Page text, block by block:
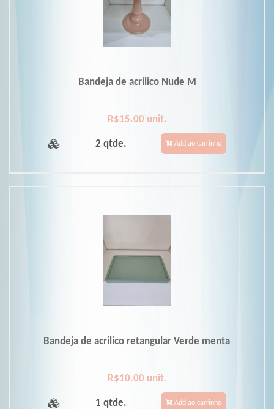
Bandeja de acrilico Nude M
R$15.00 unit.
2 qtde. Add ao carrinho
Bandeja de acrilico retangular Verde menta
R$10.00 unit.
1 qtde. Add ao carrinho